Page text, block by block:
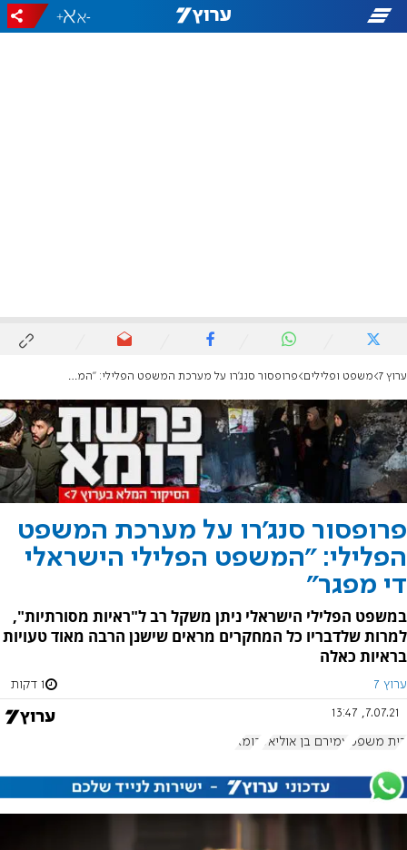
-
+
ערוץ 7 משפט ופלילים פרופסור סנג'רו על מערכת המשפט הפלילי: "המשפט הפלילי הישראלי די מפגר"
פרופסור סנג'רו על מערכת המשפט
הפלילי: "המשפט הפלילי הישראלי
די מפגר"
במשפט הפלילי הישראלי ניתן משקל רב ל"ראיות מסורתיות",
למרות שלדבריו כל המחקרים מראים שישנן הרבה מאוד טעויות
בראיות כאלה
ערוץ 7 1 דקות
7.07.21, 13:47
בית משפט עמירם בן אוליאל דומא